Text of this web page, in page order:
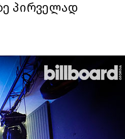
პირველად